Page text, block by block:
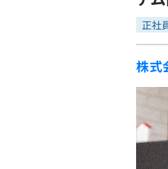
正社
株式